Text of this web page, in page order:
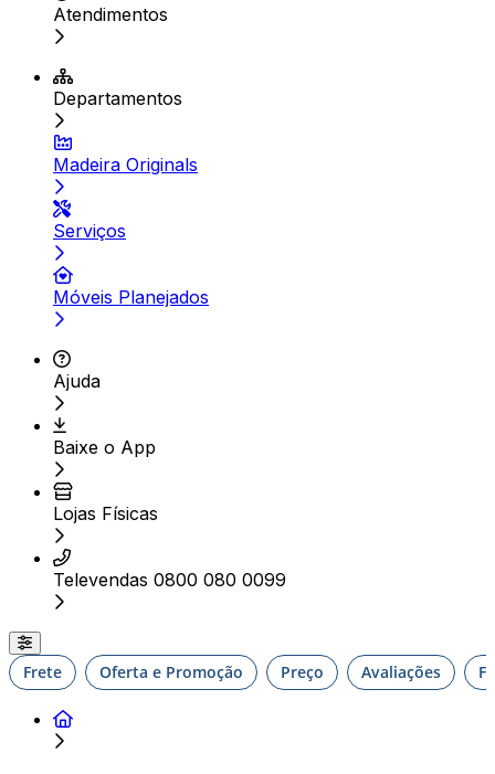
Atendimentos
Departamentos
Madeira Originals
Serviços
Móveis Planejados
Ajuda
Baixe o App
Lojas Físicas
Televendas 0800 080 0099
Frete Oferta e Promoção Preço Avaliações